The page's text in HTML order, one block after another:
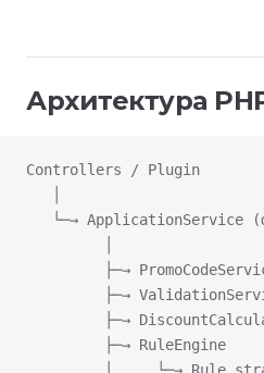
Архитектура
Controllers / Plugin
└─→ ApplicationService
├─→
├─→
├─→
├─→ RuleEngine